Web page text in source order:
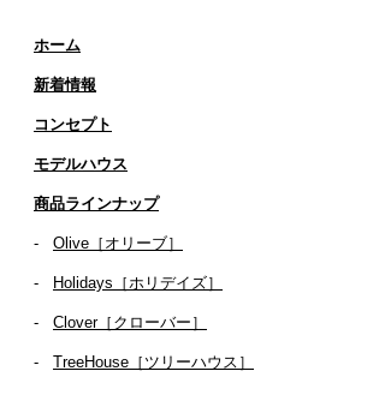
ホーム
新着情報
コンセプト
​​モデルハウス
商品ラインナップ
- Olive［オリーブ］
- Holidays［ホリデイズ］
- ​ Clover［クローバー］
- TreeHouse［ツリーハウス］